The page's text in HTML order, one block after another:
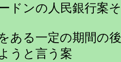
ドンの人民銀行案
ある一定の期間の
うと言う案